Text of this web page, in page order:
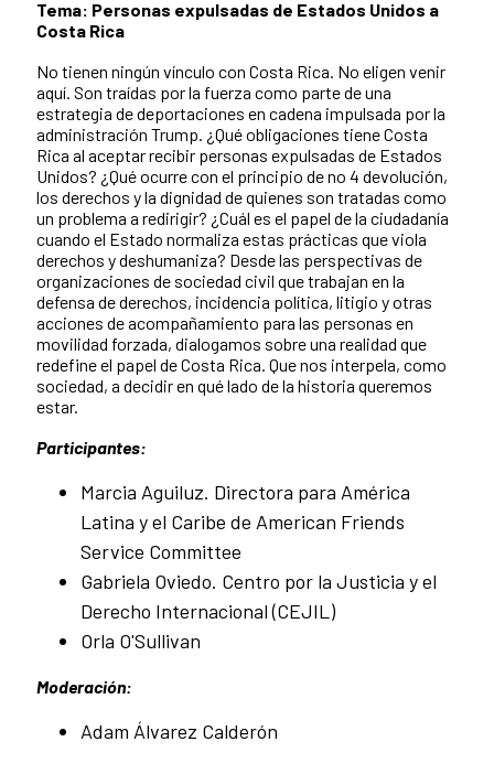
Tema: Personas expulsadas de Estados Unidos a
Costa Rica
No tienen ningún vínculo con Costa Rica. No eligen venir
aquí. Son traídas por la fuerza como parte de una
estrategia de deportaciones en cadena impulsada por la
administración Trump. ¿Qué obligaciones tiene Costa
Rica al aceptar recibir personas expulsadas de Estados
Unidos? ¿Qué ocurre con el principio de no 4 devolución,
los derechos y la dignidad de quienes son tratadas como
un problema a redirigir? ¿Cuál es el papel de la ciudadanía
cuando el Estado normaliza estas prácticas que viola
derechos y deshumaniza? Desde las perspectivas de
organizaciones de sociedad civil que trabajan en la
defensa de derechos, incidencia política, litigio y otras
acciones de acompañamiento para las personas en
movilidad forzada, dialogamos sobre una realidad que
redefine el papel de Costa Rica. Que nos interpela, como
sociedad, a decidir en qué lado de la historia queremos
estar.
Participantes:
Marcia Aguiluz. Directora para América
Latina y el Caribe de American Friends
Service Committee
Gabriela Oviedo. Centro por la Justicia y el
Derecho Internacional (CEJIL)
Orla O'Sullivan
Moderación:
Adam Álvarez Calderón